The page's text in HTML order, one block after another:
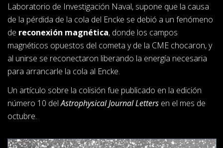
Laboratorio de Investigación Naval, supone que la causa
de la pérdida de la cola del Encke se debió a un fenómeno
de reconexión magnética, donde los campos
magnéticos opuestos del cometa y de la CME chocaron, y
al unirse se reconectaron liberando la energía necesaria
para arrancarle la cola al Encke.
Un artículo sobre la colisión fue publicado en la edición
número 10 delAstrophysical Journal Letters en el mes de
octubre.